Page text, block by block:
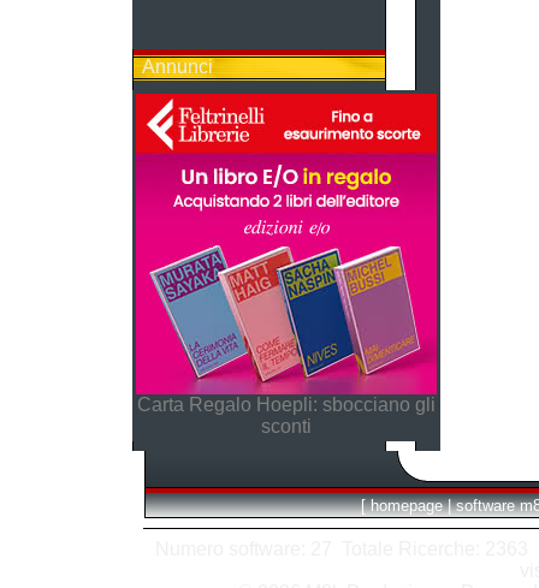
Annunci
Carta Regalo Hoepli: sbocciano gli
sconti
[ homepage | software